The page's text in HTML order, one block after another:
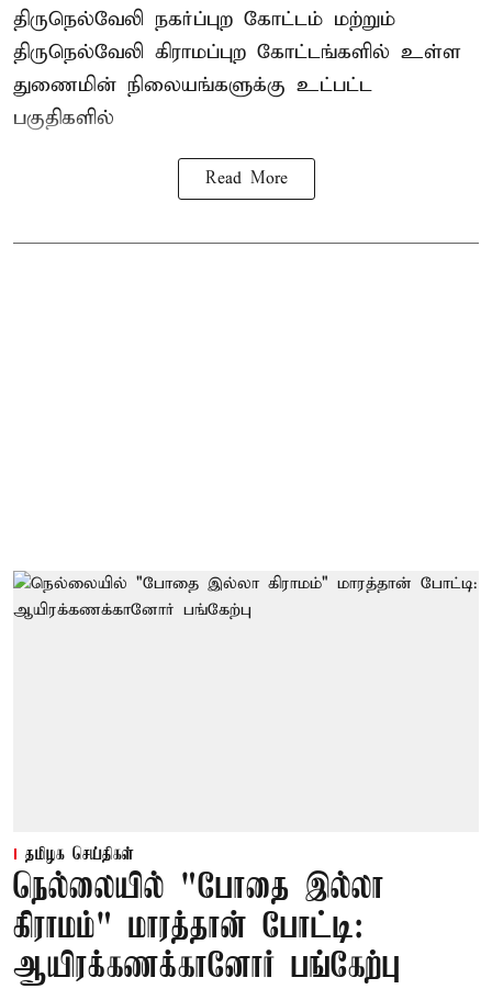
திருநெல்வேலி நகர்ப்புற கோட்டம் மற்றும்
திருநெல்வேலி கிராமப்புற கோட்டங்களில் உள்ள
துணைமின் நிலையங்களுக்கு உட்பட்ட
பகுதிகளில்
Read More
தமிழக செய்திகள்
நெல்லையில் "போதை இல்லா
கிராமம்" மாரத்தான் போட்டி:
ஆயிரக்கணக்கானோர் பங்கேற்பு